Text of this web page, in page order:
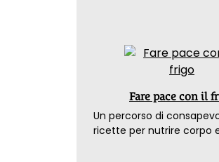
Fare pace con il
Un percorso di
ricette per nutrire corpo